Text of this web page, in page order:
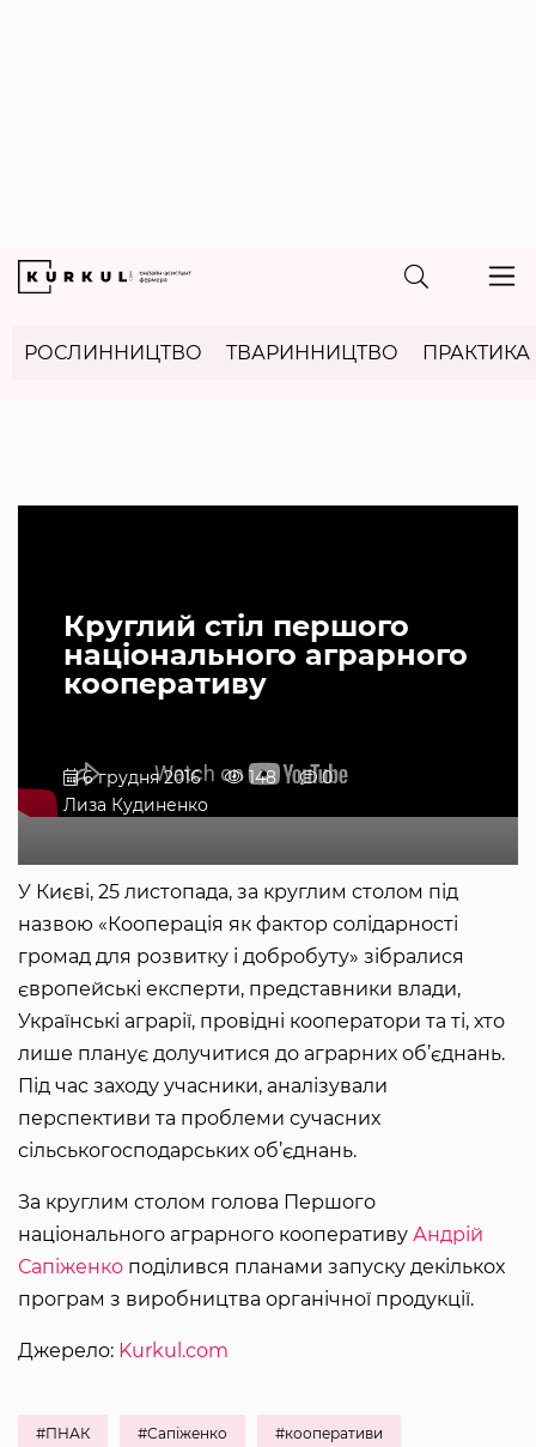
РОСЛИННИЦТВО ТВАРИННИЦТВО ПРАКТИКА
Круглий стіл першого
національного аграрного
кооперативу
6 грудня 2016 148
0
Лиза Кудиненко
У Києві, 25 листопада, за круглим столом під
назвою «Кооперація як фактор солідарності
громад для розвитку і добробуту» зібралися
європейські експерти, представники влади,
Українські аграрії, провідні кооператори та ті, хто
лише планує долучитися до аграрних об’єднань.
Під час заходу учасники, аналізували
перспективи та проблеми сучасних
сільськогосподарських об’єднань.
За круглим столом голова Першого
національного аграрного кооперативу Андрій
Сапіженко поділився планами запуску декількох
програм з виробництва органічної продукції.
Джерело: Kurkul.com
#ПНАК #Сапіженко #кооперативи